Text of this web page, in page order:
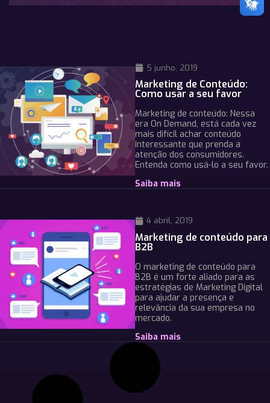
5 junho, 2019
Marketing de Conteúdo:
Como usar a seu favor
Marketing de conteúdo: Nessa
era On Demand, está cada vez
mais difícil achar conteúdo
interessante que prenda a
atenção dos consumidores.
Entenda como usá-lo a seu favor.
Saiba mais
4 abril, 2019
Marketing de conteúdo para
B2B
O marketing de conteúdo para
B2B é um forte aliado para as
estratégias de Marketing Digital
para ajudar a presença e
relevância da sua empresa no
mercado.
Saiba mais